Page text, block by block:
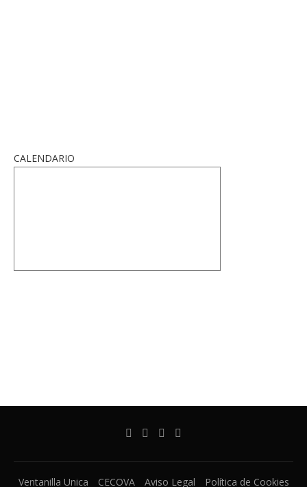
CALENDARIO
Ventanilla Unica CECOVA Aviso Legal Política de Cookies